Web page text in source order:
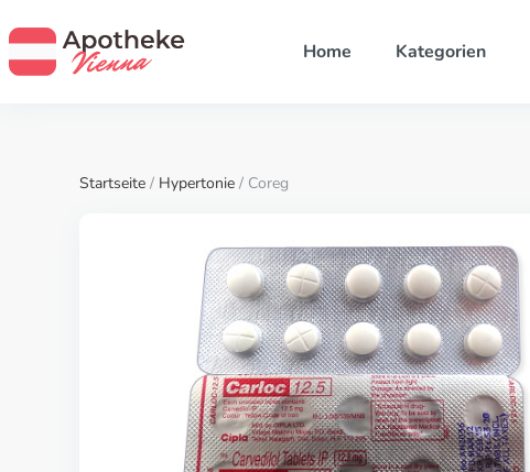
Home Kategorien
Startseite / Hypertonie / Coreg